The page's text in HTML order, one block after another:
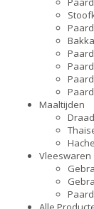
Maaltijden
Vleeswaren